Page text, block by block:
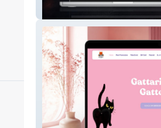
Hegel Trasporti & Logistica